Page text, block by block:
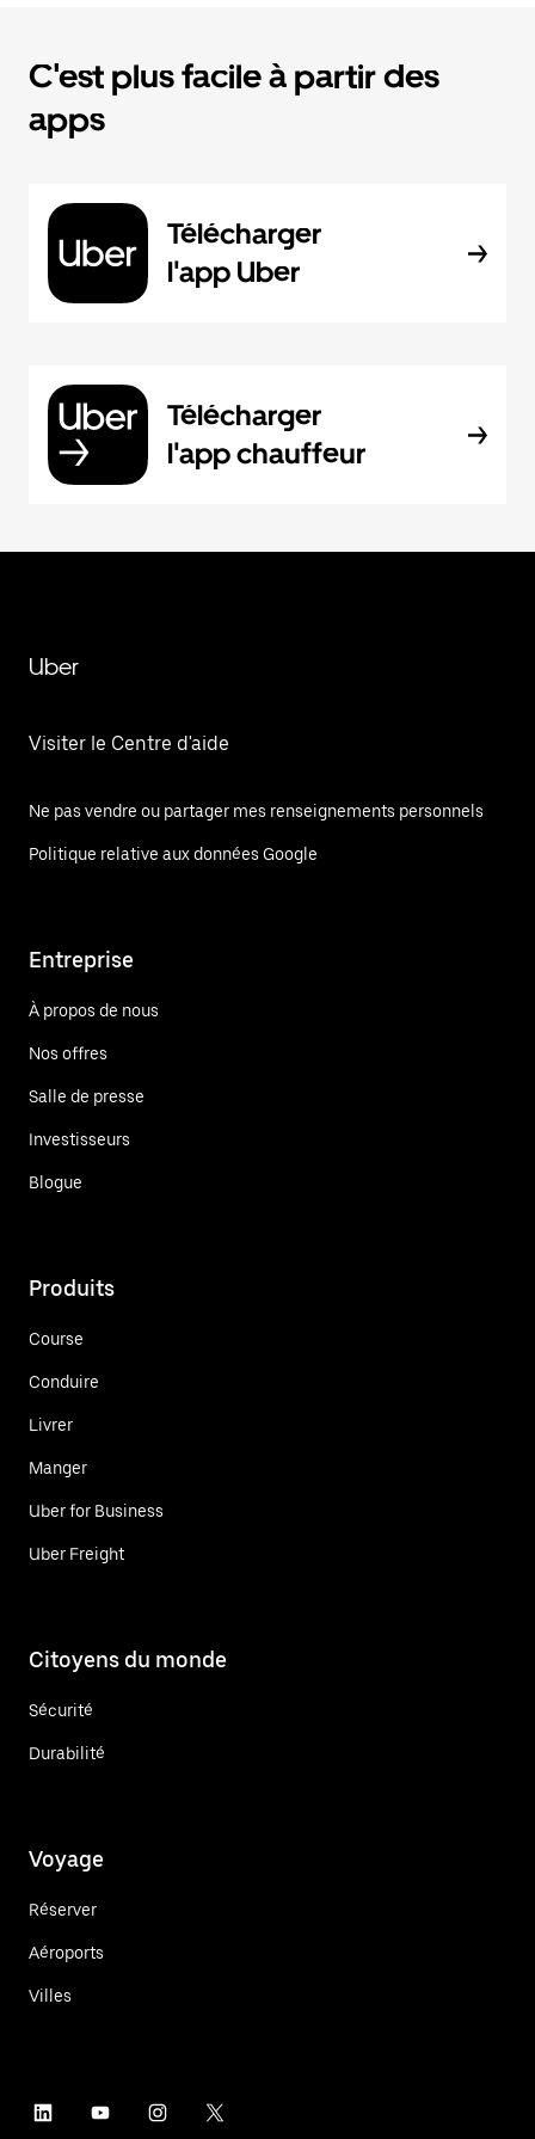
C'est plus facile à partir des
apps
Télécharger
l'app Uber
Télécharger
l'app chauffeur
Uber
Visiter le Centre d'aide
Ne pas vendre ou partager mes renseignements personnels
Politique relative aux données Google
Entreprise
À propos de nous
Nos offres
Salle de presse
Investisseurs
Blogue
Produits
Course
Conduire
Livrer
Manger
Uber for Business
Uber Freight
Citoyens du monde
Sécurité
Durabilité
Voyage
Réserver
Aéroports
Villes